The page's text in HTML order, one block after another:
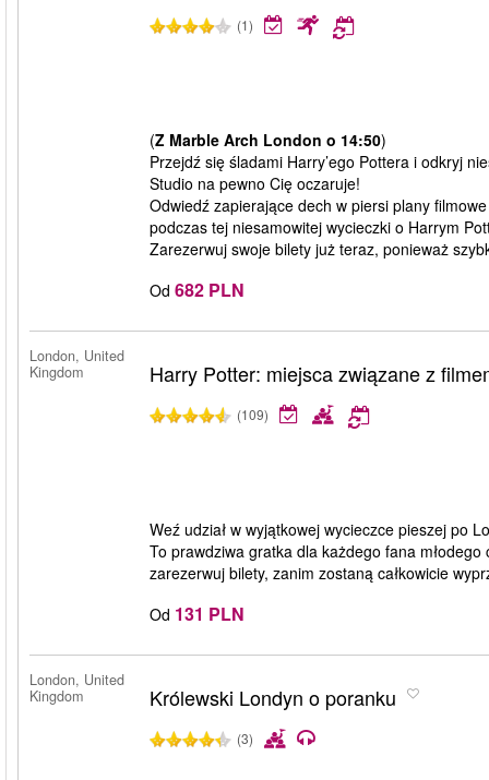
(1)
(Z Marble Arch London o 14:50)
Przejdź się śladami Harry’ego Pottera i odkryj
Studio na pewno Cię oczaruje!
Odwiedź zapierające dech w piersi plany
podczas tej niesamowitej wycieczki o Harrym
Zarezerwuj swoje bilety już teraz, ponieważ
Od 682 PLN
London, United
Kingdom
Harry Potter: miejsca związane z
(109)
Weź udział w wyjątkowej wycieczce pieszej po
To prawdziwa gratka dla każdego fana
zarezerwuj bilety, zanim zostaną całkowicie
Od 131 PLN
London, United
Kingdom
Królewski Londyn o poranku
(3)